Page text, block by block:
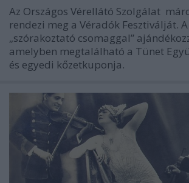
Az Országos Vérellátó Szolgálat
rendezi meg a Véradók Fesztiválját.
„szórakoztató csomaggal”
amelyben megtalálható a Tünet
és egyedi kőzetkuponja.